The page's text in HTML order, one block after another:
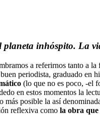
planeta inhóspito. La
a referirnos tanto a
periodista, graduado en
(lo que no es poco, -el
en estos momentos la
posible la así
reflexiva como la obra que